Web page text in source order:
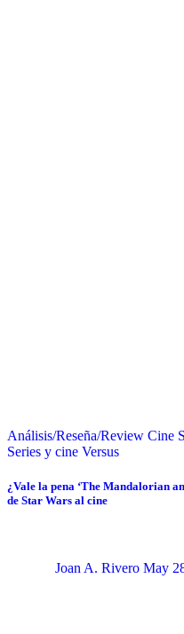
Análisis/Reseña/Review Cine
Series y cine Versus
¿Vale la pena ‘The Mandalorian
de Star Wars al cine
Joan A. Rivero May